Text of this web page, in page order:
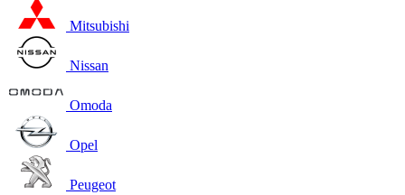
Mitsubishi
Nissan
Omoda
Opel
Peugeot